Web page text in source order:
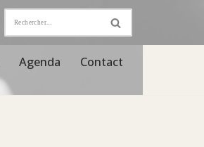
Agenda Contact